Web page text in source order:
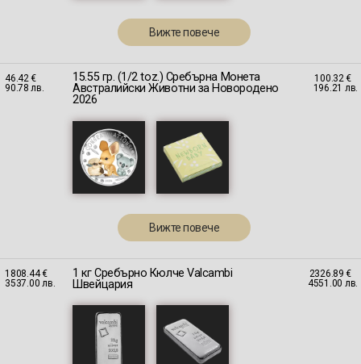
Вижте повече
46.42 €
90.78 лв.
15.55 гр. (1/2 toz.) Сребърна Монета
Австралийски Животни за Новородено
2026
Вижте повече
100.32 €
196.21 лв.
1808.44 €
3537.00 лв.
1 кг Сребърно Кюлче Valcambi
Швейцария
2326.89 €
4551.00 лв.